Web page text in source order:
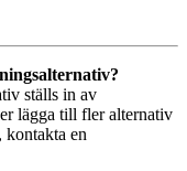
ställs in av
lägga till fler alternativ
en